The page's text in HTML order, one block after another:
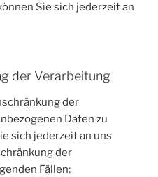
Sie sich jederzeit an
der Verarbeitung
der
Daten zu
sich jederzeit an uns
der
Fällen: